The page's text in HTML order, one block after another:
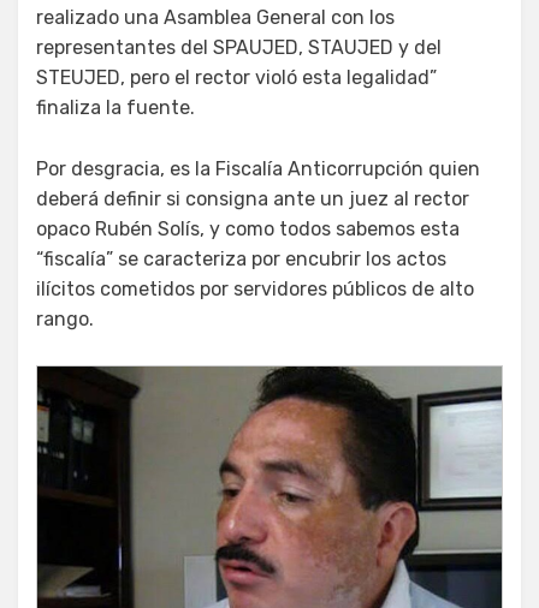
realizado una Asamblea General con los
representantes del SPAUJED, STAUJED y del
STEUJED, pero el rector violó esta legalidad”
finaliza la fuente.
Por desgracia, es la Fiscalía Anticorrupción quien
deberá definir si consigna ante un juez al rector
opaco Rubén Solís, y como todos sabemos esta
“fiscalía” se caracteriza por encubrir los actos
ilícitos cometidos por servidores públicos de alto
rango.